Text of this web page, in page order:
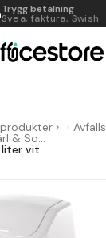
Trygg betalning
Svea, faktura, Swish
995
Soptunnor, Sopkärl & Sopsorteringskärl
liter vit